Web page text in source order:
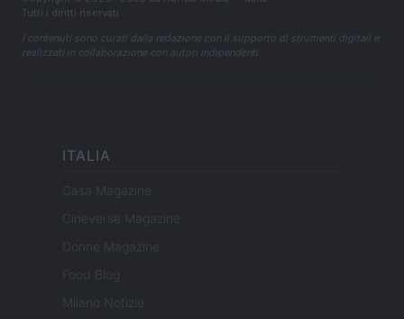
Tutti i diritti riservati
I contenuti sono curati dalla redazione con il supporto di strumenti digitali e
realizzati in collaborazione con autori indipendenti.
ITALIA
Casa Magazine
Cineverse Magazine
Donne Magazine
Food Blog
Milano Notizie